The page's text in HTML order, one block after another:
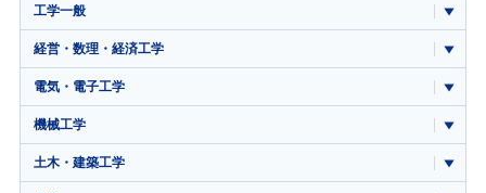
工学一般
経営・数理・経済工学
電気・電子工学
機械工学
土木・建築工学